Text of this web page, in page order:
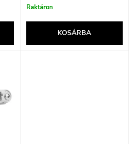
Raktáron
KOSÁRBA